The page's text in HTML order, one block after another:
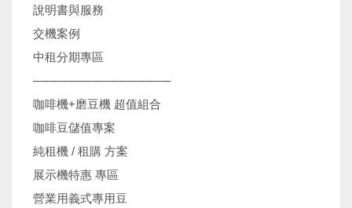
說明書與服務
交機案例
中租分期專區
────────────────
咖啡機+磨豆機 超值組合
咖啡豆儲值專案
純租機 / 租購 方案
展示機特惠 專區
營業用義式專用豆